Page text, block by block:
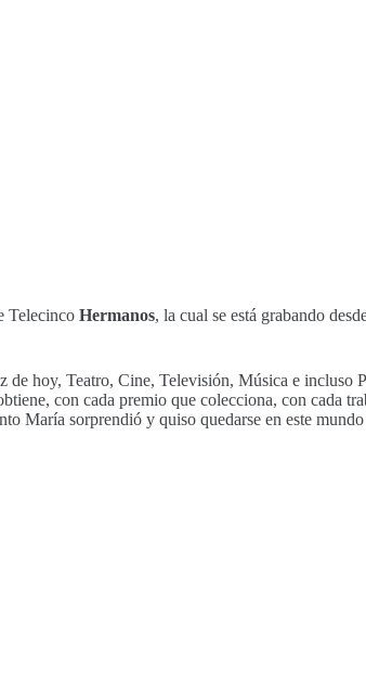
Telecinco Hermanos, la cual se está grabando
de hoy, Teatro, Cine, Televisión, Música e
con cada premio que colecciona, con cada
María sorprendió y quiso quedarse en este